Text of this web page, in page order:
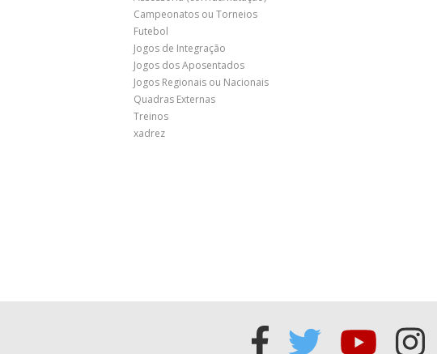
Campeonatos ou Torneios
Futebol
Jogos de Integração
Jogos dos Aposentados
Jogos Regionais ou Nacionais
Quadras Externas
Treinos
xadrez
Acessar
Acessar